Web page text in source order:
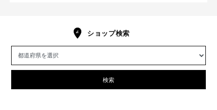
ショップ検索
検索